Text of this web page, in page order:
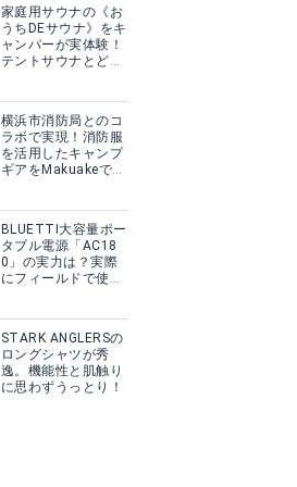
家庭用サウナの《お
うちDEサウナ》をキ
ャンパーが実体験！
テントサウナとどこ
横浜市消防局とのコ
ラボで実現！消防服
を活用したキャンプ
ギアをMakuakeで予
BLUETTI大容量ポー
タブル電源「AC18
0」の実力は？実際
にフィールドで使用
STARK ANGLERSの
ロングシャツが秀
逸。機能性と肌触り
に思わずうっとり！